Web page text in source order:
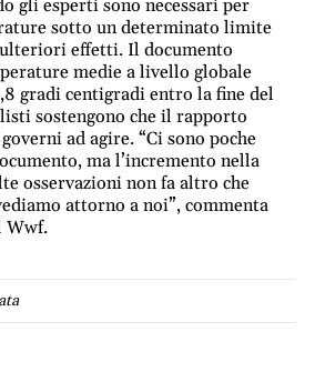
gli esperti sono necessari per
sotto un determinato limite
effetti. Il documento
medie a livello globale
gradi centigradi entro la fine del
sostengono che il rapporto
ad agire. “Ci sono poche
ma l’incremento nella
osservazioni non fa altro che
attorno a noi”, commenta
Wwf.